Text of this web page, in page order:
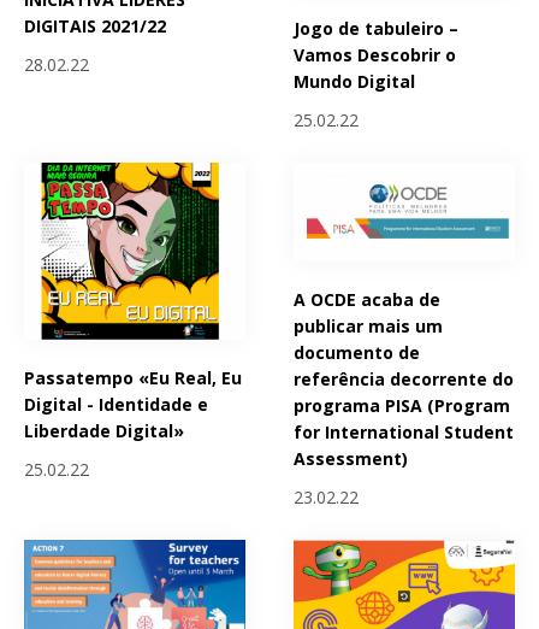
DIGITAIS 2021/22
28.02.22
Jogo de tabuleiro –
Vamos Descobrir o
Mundo Digital
25.02.22
Passatempo «Eu Real, Eu
Digital - Identidade e
Liberdade Digital»
25.02.22
A OCDE acaba de
publicar mais um
documento de
referência decorrente do
programa PISA (Program
for International Student
Assessment)
23.02.22